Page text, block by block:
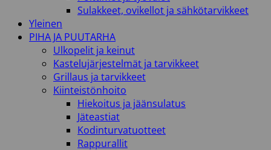
Sulakkeet, ovikellot ja sähkötarvikkeet
Yleinen
PIHA JA PUUTARHA
Ulkopelit ja keinut
Kastelujärjestelmät ja tarvikkeet
Grillaus ja tarvikkeet
Kiinteistönhoito
Hiekoitus ja jäänsulatus
Jäteastiat
Kodinturvatuotteet
Rappurallit